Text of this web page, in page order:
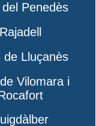
Penedès
Rajadell
de Lluçanès
Vilomara i